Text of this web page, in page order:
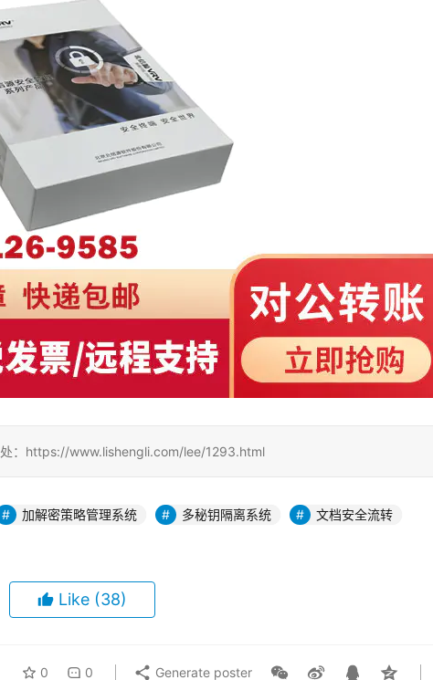
：https://www.lishengli.com/lee/1293.html